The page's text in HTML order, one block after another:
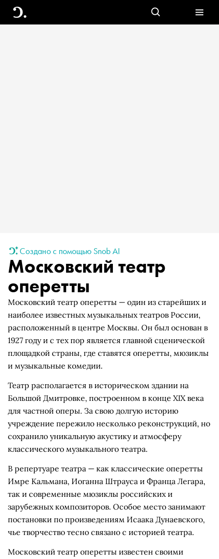
Создано с помощью Snob AI
Московский театр
оперетты
Московский театр оперетты — один из старейших и
наиболее известных музыкальных театров России,
расположенный в центре Москвы. Он был основан в
1927 году и с тех пор является главной сценической
площадкой страны, где ставятся оперетты, мюзиклы
и музыкальные комедии.
Театр располагается в историческом здании на
Большой Дмитровке, построенном в конце XIX века
для частной оперы. За свою долгую историю
учреждение пережило несколько реконструкций, но
сохранило уникальную акустику и атмосферу
классического музыкального театра.
В репертуаре театра — как классические оперетты
Имре Кальмана, Иоганна Штрауса и Франца Легара,
так и современные мюзиклы российских и
зарубежных композиторов. Особое место занимают
постановки по произведениям Исаака Дунаевского,
чье творчество тесно связано с историей театра.
Московский театр оперетты известен своими